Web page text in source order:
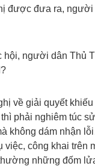
được đưa ra, người
hội, người dân Thủ
về giải quyết
phải nghiêm túc
không dám nhận
công khai trên
những đốm